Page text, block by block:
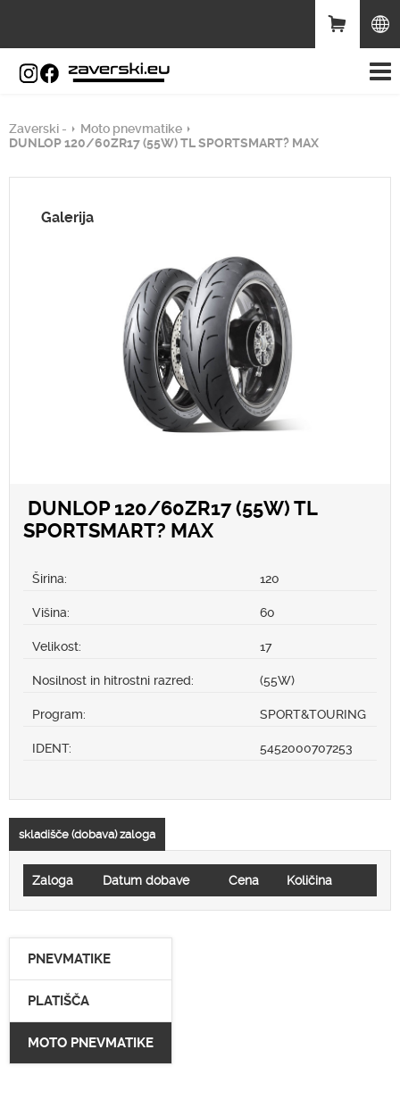
Zaverski -
Moto pnevmatike
DUNLOP 120/60ZR17 (55W) TL SPORTSMART? MAX
Galerija
DUNLOP 120/60ZR17 (55W) TL
SPORTSMART? MAX
Širina: 120
Višina: 60
Velikost: 17
Nosilnost in hitrostni razred: (55W)
Program: SPORT&TOURING
IDENT: 5452000707253
skladišče (dobava) zaloga
Zaloga Datum dobave Cena Količina
PNEVMATIKE
PLATIŠČA
MOTO PNEVMATIKE